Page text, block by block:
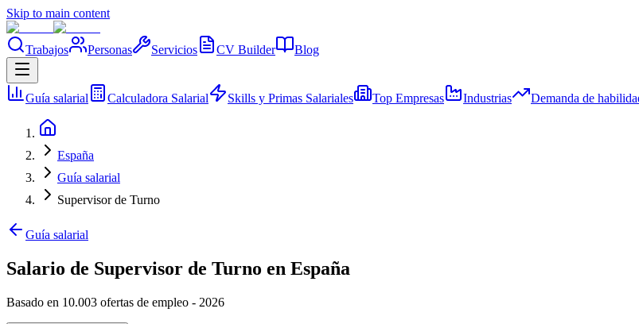
Skip to main content
Trabajos Personas Servicios CV Builder Blog
Guía salarial Calculadora Salarial Skills y Primas Salariales Top Empresas Industrias Demanda de
España
Guía salarial
Supervisor de Turno
Guía salarial
Salario de Supervisor de Turno en España
Basado en 10.003 ofertas de empleo - 2026